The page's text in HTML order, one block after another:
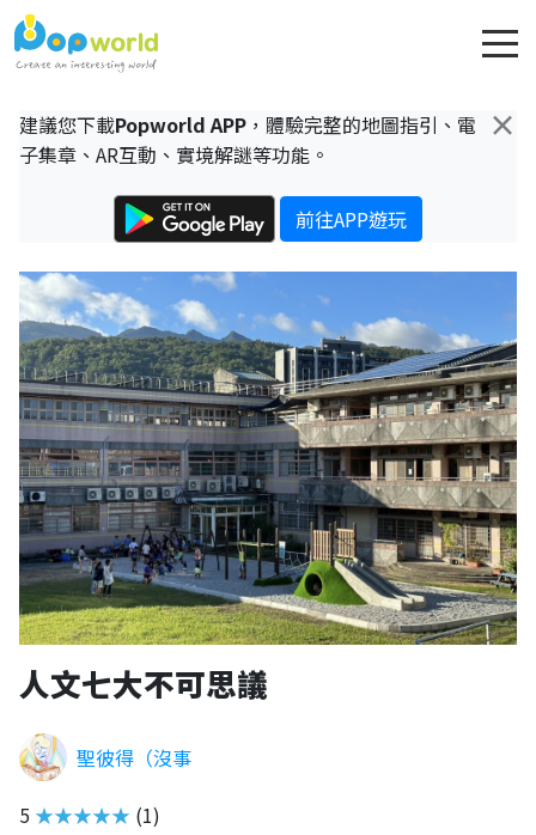
×
建議您下載Popworld APP ，體驗完整的地圖指引、電
子集章、AR互動、實境解謎等功能。
前往APP遊玩
人文七大不可思議
聖彼得（沒事
5 ★★★★★ (1)